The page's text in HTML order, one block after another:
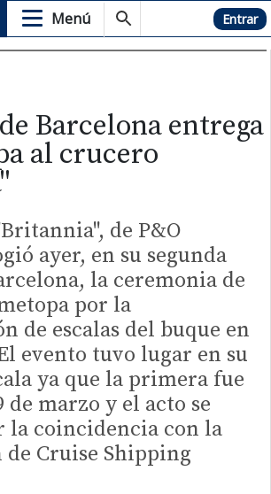
Menú Hemeroteca Entrar
Barcelona entrega
al crucero
de P&O
ayer, en su segunda
la ceremonia de
por la
de escalas del buque en
evento tuvo lugar en su
ya que la primera fue
de marzo y el acto se
la coincidencia con la
Cruise Shipping